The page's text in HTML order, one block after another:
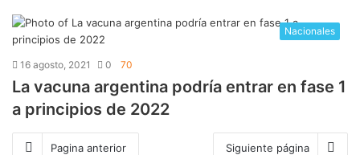
Nacionales
16 agosto, 2021 0 70
La vacuna argentina podría entrar en fase 1
a principios de 2022
Pagina anterior Siguiente página